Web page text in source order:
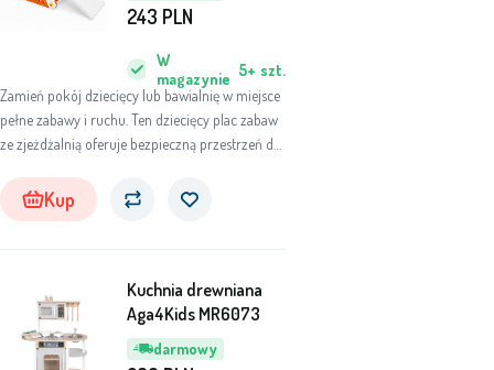
Zamień pokój dziecięcy lub bawialnię w miejsce
pełne zabawy i ruchu. Ten dziecięcy plac zabaw
ze zjeżdżalnią oferuje bezpieczną przestrzeń do
umiejętności ruchowych.
W
magazynie 5+ szt.
243 PLN
Kup
darmowy
Kuchnia drewniana
Aga4Kids MR6073